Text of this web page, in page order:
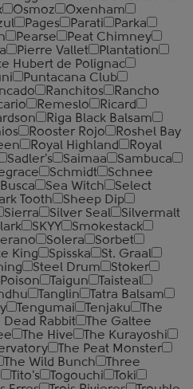
Osmoz
Oxenham
Pages Parati
Parka
Pearse
Peat Chimney
Pierre Vallet
Plantation
Hubert de Polignac
Puntacana Club
Ranchitos
Rancho
Remeslo
Ricard
Riga Black Balsam
Rooster Rojo
Roshel Bay
Royal Highland
Royal
Sadler's Saimaa
Sambuca
Schmidt
Schnee
Sea Witch
Select
Tooth
Sheep Dip
Sierra Silver Seal
Silvermalt
SKYY
Smokestack
Solera
Sorbet
King Spisska
St. Graal
Steel Drum
Stoker
Taigun
Taisteal
Tanglin
Tatra Balsam
Tengumai Tenjaku
The
Dead Rabbit
The Galtee
The Hive
The Kurayoshi
The Peat Monster
The Wild Bunch
Three
Tito's Togouchi
Toki